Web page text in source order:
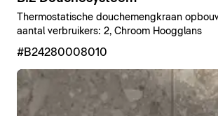
Thermostatische douchemengkraan
aantal verbruikers: 2, Chroom Hoogglans
#B24280008010